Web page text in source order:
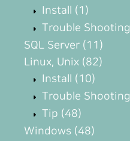
Install (1)
Trouble Shooting
SQL Server (11)
Linux, Unix (82)
Install (10)
Trouble Shooting
Tip (48)
Windows (48)